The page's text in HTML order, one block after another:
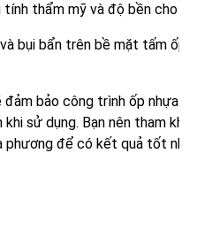
thẩm mỹ và độ bền cho
bụi bẩn trên bề mặt tấm ốp,
bảo công trình ốp nhựa
sử dụng. Bạn nên tham
phương để có kết quả tốt